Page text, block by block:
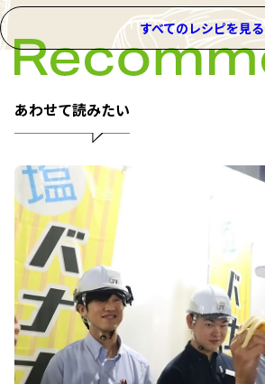
すべてのレシピを見る
あわせて読みたい